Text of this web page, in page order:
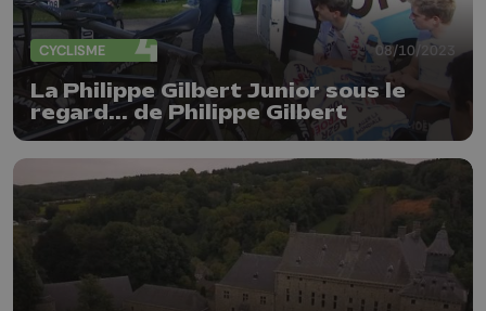
CYCLISME 08/10/2023
La Philippe Gilbert Junior sous le
regard... de Philippe Gilbert